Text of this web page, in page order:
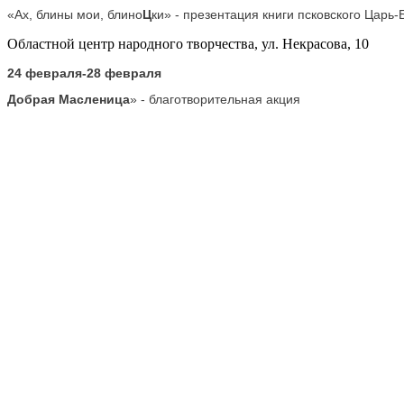
«Ах, блины мои, блиноЦки» - презентация книги псковского
Областной центр народного творчества, ул. Некрасова, 10
24 февраля-28 февраля
Добрая Масленица» - благотворительная акция